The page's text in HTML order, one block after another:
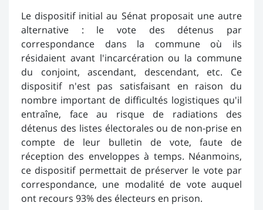
Le dispositif initial au Sénat proposait une autre
alternative : le vote des détenus par
correspondance dans la commune où ils
résidaient avant l'incarcération ou la commune
du conjoint, ascendant, descendant, etc. Ce
dispositif n'est pas satisfaisant en raison du
nombre important de difficultés logistiques qu'il
entraîne, face au risque de radiations des
détenus des listes électorales ou de non-prise en
compte de leur bulletin de vote, faute de
réception des enveloppes à temps. Néanmoins,
ce dispositif permettait de préserver le vote par
correspondance, une modalité de vote auquel
ont recours 93% des électeurs en prison.